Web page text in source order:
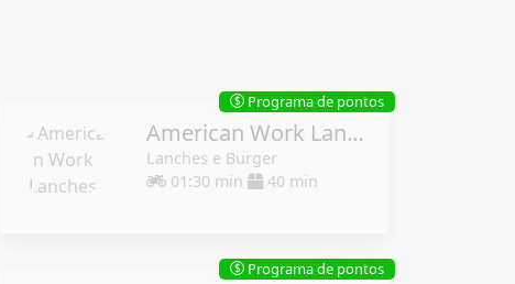
American Work Lanches
Lanches e Burger
01:30 min
40 min
$ Programa de pontos
$ Programa de pontos